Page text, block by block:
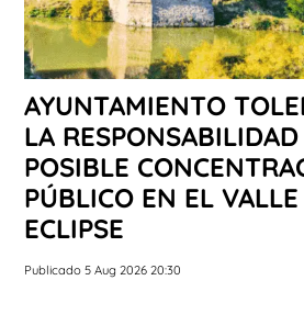
AYUNTAMIENTO
LA
POSIBLE
PÚBLICO EN EL
ECLIPSE
Publicado 5 Aug 2026 20:30